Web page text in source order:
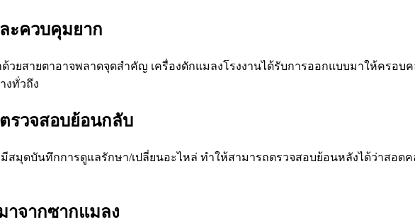
ะควบคุมยาก
วยสายตาอาจพลาดจุดสำคัญ เครื่องดักแมลงโรงงานได้รับการออกแบบมาให้ครอ
งทั่วถึง
รวจสอบย้อนกลับ
สมุดบันทึกการดูแลรักษา/เปลี่ยนอะไหล่ ทำให้สามารถตรวจสอบย้อนหลังได้ว่าสอด
าจากซากแมลง